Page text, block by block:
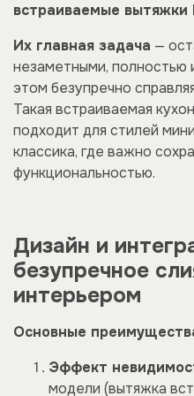
встраиваемые вытяжки
Их главная задача —
незаметными, полностью
этом безупречно
Такая встраиваемая
подходит для стилей
классика, где важно
функциональностью.
Дизайн и
безупречное
интерьером
Основные
Эффект
модели (вытяжка